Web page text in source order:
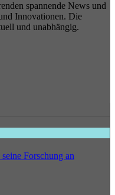
spannende News und
Innovationen. Die
und unabhängig.
Forschung an